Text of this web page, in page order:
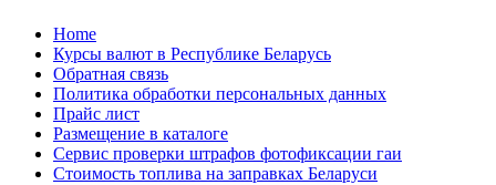
Skip
content
Home
Курсы валют в Республике Беларусь
Обратная связь
Политика обработки персональных данных
Прайс лист
Размещение в каталоге
Сервис проверки штрафов фотофиксации гаи
Стоимость топлива на заправках Беларуси